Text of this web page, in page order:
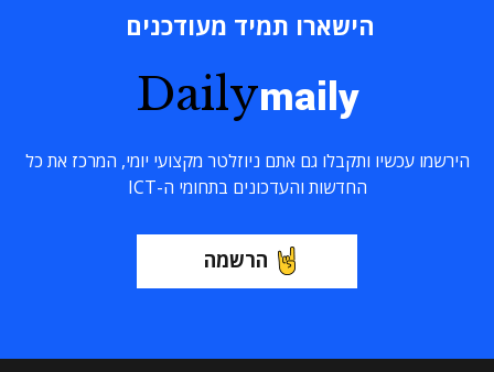
הישארו תמיד מעודכנים
Dailymaily
הירשמו עכשיו ותקבלו גם אתם ניוזלטר מקצועי יומי, המרכז את כל
החדשות והעדכונים בתחומי ה-ICT
הרשמה